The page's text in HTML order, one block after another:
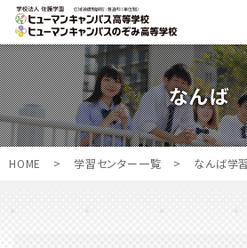
なんば
HOME > 学習センター一覧 > なんば学